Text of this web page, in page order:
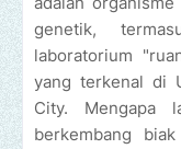
genetik,
laboratorium
yang terkenal di
City. Mengapa
berkembang